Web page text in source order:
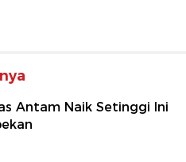
Antam Naik Setinggi Ini